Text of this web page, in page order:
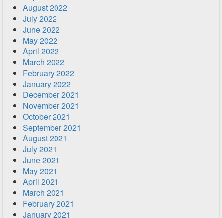
August 2022
July 2022
June 2022
May 2022
April 2022
March 2022
February 2022
January 2022
December 2021
November 2021
October 2021
September 2021
August 2021
July 2021
June 2021
May 2021
April 2021
March 2021
February 2021
January 2021